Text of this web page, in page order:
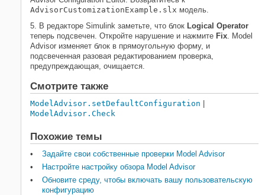
AdvisorCustomizationExample.slx модель.
5. В редакторе Simulink заметьте, что блок Logical Operator
теперь подсвечен. Откройте нарушение и нажмите Fix . Model
Advisor изменяет блок в прямоугольную форму, и
подсвеченная разовая редактированием проверка,
предупреждающая, очищается.
Смотрите также
ModelAdvisor.setDefaultConfiguration |
ModelAdvisor.Check
Похожие темы
Задайте свои собственные проверки Model Advisor
Настройте настройку обзора Model Advisor
Обновите среду, чтобы включать вашу пользовательскую
конфигурацию